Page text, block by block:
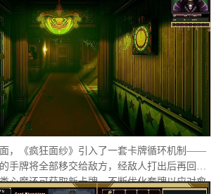
星意识试图夺取她的主体性。玩家需要在扭曲
索与解谜，直面潜藏于她意识深处的心魔与梦
魇。
，《疯狂面纱》引入了一套卡牌循环机制——
手牌将全部移交给敌方，经敌人打出后再回归
心魔还可获取新卡牌，不断优化套牌以应对愈